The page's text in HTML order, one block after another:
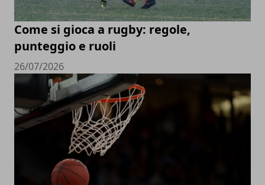
Come si gioca a rugby: regole,
punteggio e ruoli
26/07/2026